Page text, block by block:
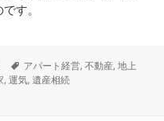
す。
タ
グ
アパート経営,不動産,地上
,運気,遺産相続
）をやってみたその後を検証⑤ に